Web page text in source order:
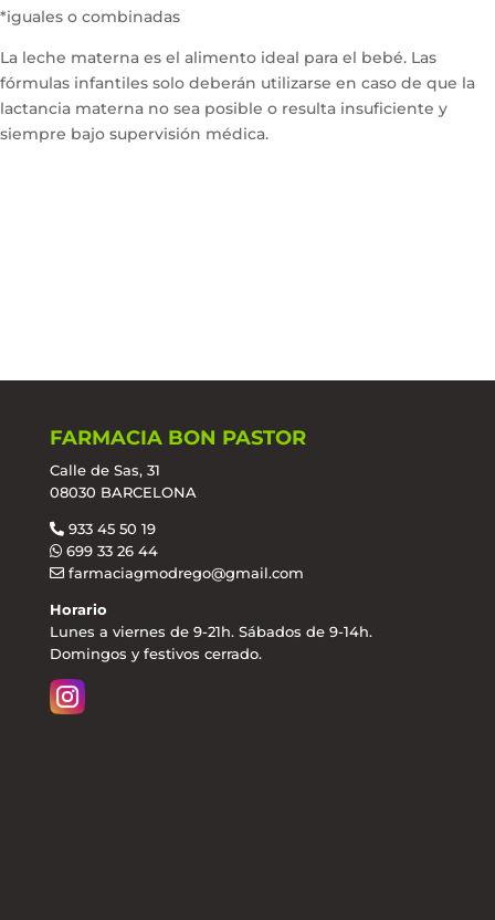
*iguales o combinadas
La leche materna es el alimento ideal para el bebé. Las
fórmulas infantiles solo deberán utilizarse en caso de que la
lactancia materna no sea posible o resulta insuficiente y
siempre bajo supervisión médica.
FARMACIA BON PASTOR
Calle de Sas, 31
08030 BARCELONA
933 45 50 19
699 33 26 44
farmaciagmodrego@gmail.com
Horario
Lunes a viernes de 9-21h. Sábados de 9-14h.
Domingos y festivos cerrado.